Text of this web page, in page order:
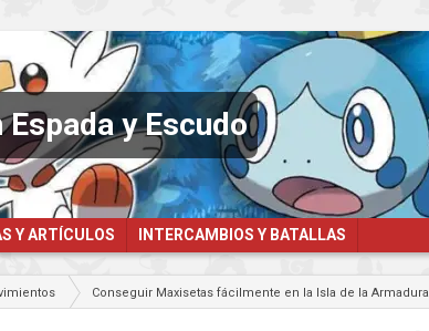
y Escudo
Y ARTÍCULOS INTERCAMBIOS Y BATALLAS
Conseguir Maxisetas fácilmente en la Isla de la Armadura